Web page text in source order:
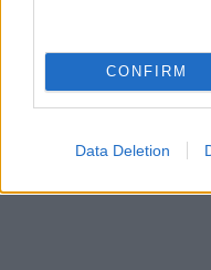
CONFIRM
Data Deletion